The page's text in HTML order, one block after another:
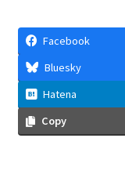
【コペルニ
Facebook
Bluesky
Hatena
Copy